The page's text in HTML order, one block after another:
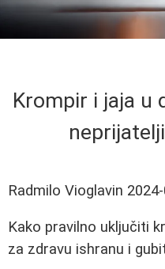
Krompir i jaja u
Radmilo Vioglavin
Kako pravilno uključiti
za zdravu ishranu i